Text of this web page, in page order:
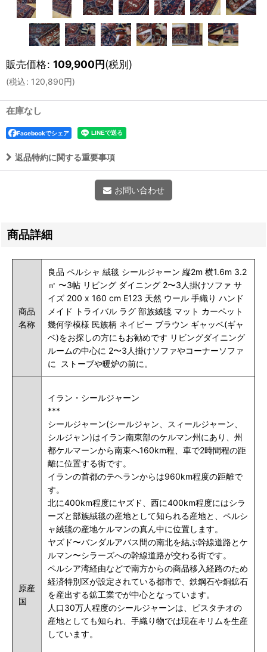
販売価格: 109,900円(税別)
(税込: 120,890円)
在庫なし
Facebookでシェア
返品特約に関する重要事項
お問い合わせ
商品詳細
商品
名称
良品 ペルシャ 絨毯 シールジャーン 縦2m 横1.6m 3.2
㎡ 〜3帖 リビング ダイニング 2〜3人掛けソファ サ
イズ 200 x 160 cm E123 天然 ウール 手織り ハンド
メイド トライバル ラグ 部族絨毯 マット カーペット
幾何学模様 民族柄 ネイビー ブラウン ギャッベ(ギャ
ベ)をお探しの方にもお勧めです リビングダイニング
ルームの中心に 2〜3人掛けソファやコーナーソファ
に ストーブや暖炉の前に。
原産
国
イラン・シールジャーン
***
シールジャーン(シールジャン、スィールジャーン、
シルジャン)はイラン南東部のケルマン州にあり、州
都ケルマーンから南東へ160km程、車で2時間程の距
離に位置する街です。
イランの首都のテヘランからは960km程度の距離で
す。
北に400km程度にヤズド、西に400km程度にはシラ
ーズと部族絨毯の産地として知られる産地と、ペルシ
ャ絨毯の産地ケルマンの真ん中に位置します。
ヤズド〜バンダルアバス間の南北を結ぶ幹線道路とケ
ルマン〜シラーズへの幹線道路が交わる街です。
ペルシア湾経由などで南方からの商品移入経路のため
経済特別区が設定されている都市で、鉄鋼石や銅鉱石
を産出する鉱工業でが中心となっています。
人口30万人程度のシールジャーンは、ピスタチオの
産地としても知られ、手織り物では現在キリムを生産
しています。